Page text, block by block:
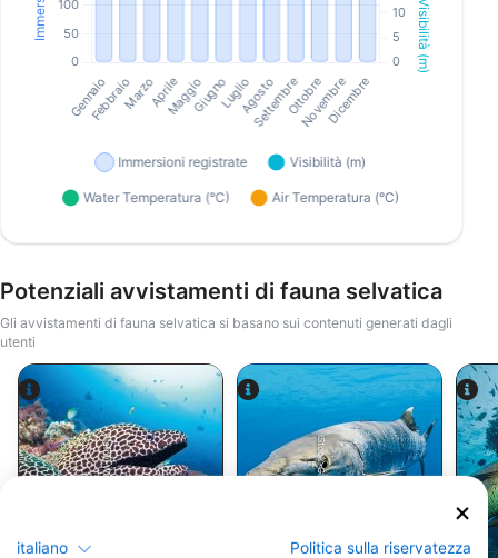
Potenziali avvistamenti di fauna selvatica
Gli avvistamenti di fauna selvatica si basano sui contenuti generati dagli
utenti
Alamy-WaterFrame iStock-Global_Pics
italiano Politica sulla riservatezza